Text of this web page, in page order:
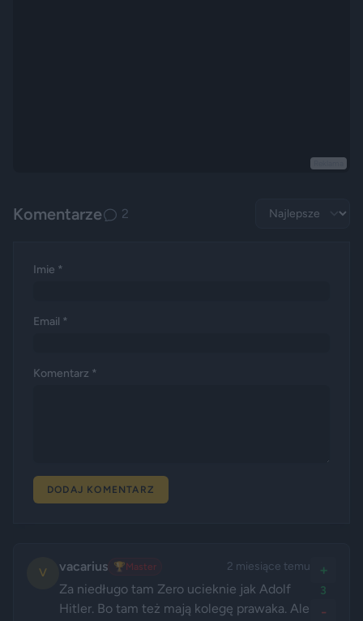
Komentarze 2
Imie *
Email *
Komentarz *
DODAJ KOMENTARZ
V vacarius 🏆Master 2 miesiące temu
Za niedługo tam Zero ucieknie jak Adolf
Hitler. Bo tam też mają kolegę prawaka. Ale
+
3
-